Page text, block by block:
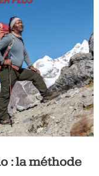
: la méthode